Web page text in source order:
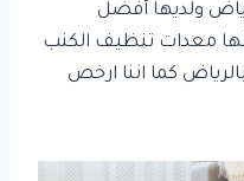
ولديها أفضل
معدات تنظيف الكنب
كما اننا ارخص